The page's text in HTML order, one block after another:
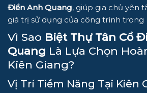
Điển Anh Quang, giúp gia chủ yên
giá trị sử dụng của công trình trong
Vì Sao Biệt Thự Tân Cổ
Quang Là Lựa Chọn
Kiên Giang?
Vị Trí Tiềm Năng Tại Kiên